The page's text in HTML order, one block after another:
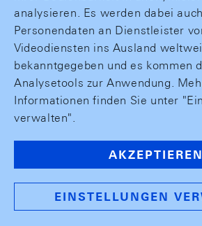
analysieren. Es werden dabei auch
Personendaten an Dienstleister
Videodiensten ins Ausland
bekanntgegeben und es kommen
Analysetools zur Anwendung.
Informationen finden Sie unter
verwalten".
AKZEPTIEREN
EINSTELLUNGEN